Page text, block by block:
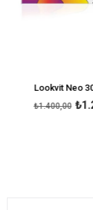
Lookvit Neo
₺1.400,00